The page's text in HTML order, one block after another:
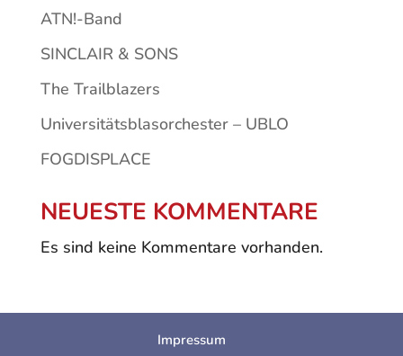
ATN!-Band
SINCLAIR & SONS
The Trailblazers
Universitätsblasorchester – UBLO
FOGDISPLACE
NEUESTE KOMMENTARE
Es sind keine Kommentare vorhanden.
Impressum